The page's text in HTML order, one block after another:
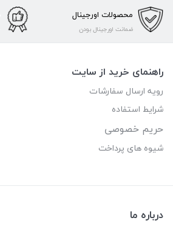
محصولات اورجینال
ضمانت اورجینال بودن
راهنمای خرید از سایت
رویه ارسال سفارشات
شرایط استفاده
حریم خصوصی
شیوه های پرداخت
درباره ما